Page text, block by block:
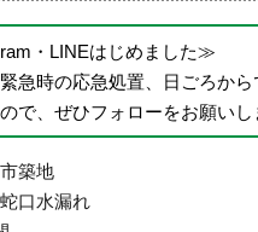
・LINEはじめました≫
急時の応急処置、日ごろか
で、ぜひフォローをお願いし
築地
口水漏れ